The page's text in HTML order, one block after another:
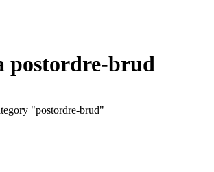
postordre-brud
"postordre-brud"